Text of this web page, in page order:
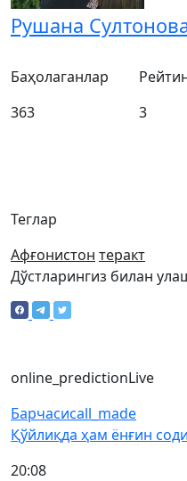
Рушана
Теглар
Афғонистон теракт
Баҳолаганлар
363
3
Дўстларингиз билан
online_predictionLive
Барчасиcall_made
Қўйлиқда ҳам ёнғин
20:08